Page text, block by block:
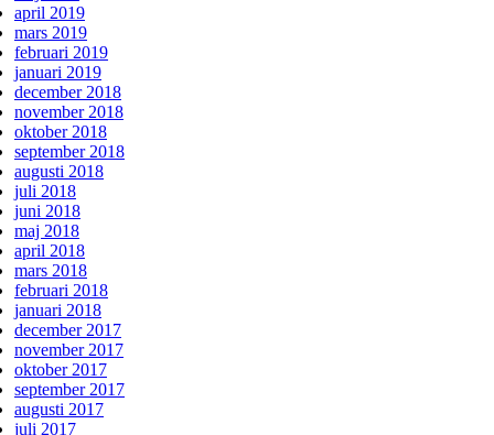
april 2019
mars 2019
februari 2019
januari 2019
december 2018
november 2018
oktober 2018
september 2018
augusti 2018
juli 2018
juni 2018
maj 2018
april 2018
mars 2018
februari 2018
januari 2018
december 2017
november 2017
oktober 2017
september 2017
augusti 2017
juli 2017